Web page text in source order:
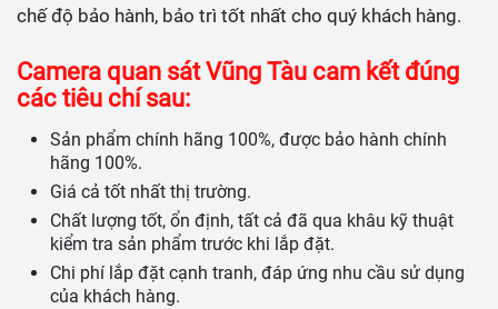
chế độ bảo hành, bảo trì tốt nhất cho quý khách hàng.
Camera quan sát Vũng Tàu cam kết đúng
các tiêu chí sau:
Sản phẩm chính hãng 100%, được bảo hành chính
hãng 100%.
Giá cả tốt nhất thị trường.
Chất lượng tốt, ổn định, tất cả đã qua khâu kỹ thuật
kiểm tra sản phẩm trước khi lắp đặt.
Chi phí lắp đặt cạnh tranh, đáp ứng nhu cầu sử dụng
của khách hàng.